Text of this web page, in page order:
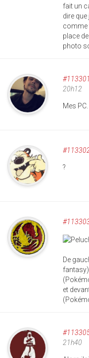
fait un
dire
comme
place
photo
#113301
20h12
Mes PC.
?
De
et
21h40